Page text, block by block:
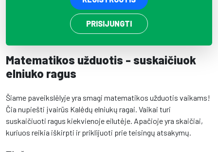
PRISIJUNGTI
Matematikos užduotis - suskaičiuok
elniuko ragus
Šiame paveikslėlyje yra smagi matematikos užduotis vaikams!
Čia nupiešti įvairūs Kalėdų elniukų ragai. Vaikai turi
suskaičiuoti ragus kiekvienoje eilutėje. Apačioje yra skaičiai,
kuriuos reikia iškirpti ir priklijuoti prie teisingų atsakymų.